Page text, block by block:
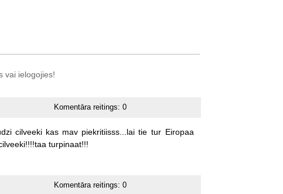
vai ielogojies!
Komentāra reitings:0
cilveeki kas mav piekritiisss...lai tie tur Eiropaa
turpinaat!!!
Komentāra reitings:0